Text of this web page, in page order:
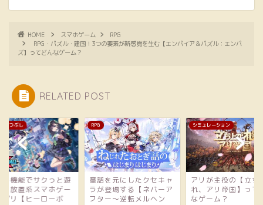
HOME スマホゲーム
RPG
RPG・パズル・建国！3つの要素が新感覚を生む【エンパイア＆パズル：エンパ
ズ】ってどんなゲーム？
RELATED POST
シミュレーション 10分の暇つぶし
オート機能でサクっ
べる！放置系スマホ
ムアプリ【ヒーロー